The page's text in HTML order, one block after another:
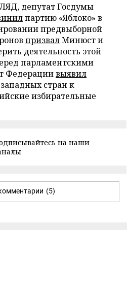
депутат Госдумы
партию «Яблоко» в
предвыборной
призвалМинюст и
деятельность этой
парламентскими
Федерациивыявил
стран к
избирательные
на наши
(5)